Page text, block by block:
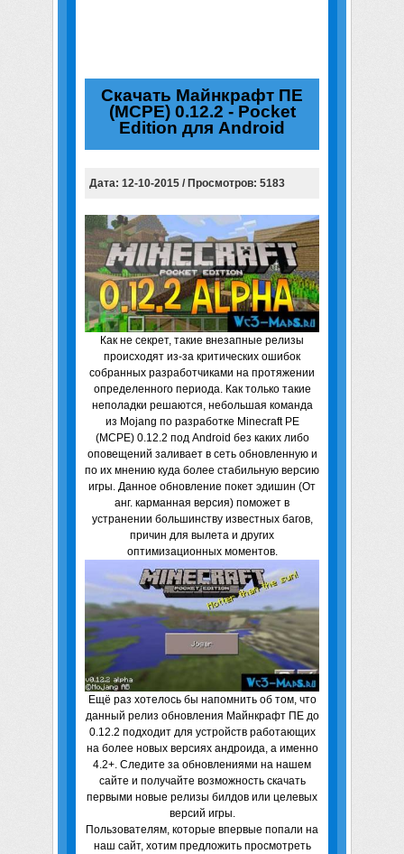
Скачать Майнкрафт ПЕ
(MCPE) 0.12.2 - Pocket
Edition для Android
Дата: 12-10-2015 / Просмотров: 5183
Как не секрет, такие внезапные релизы
происходят из-за критических ошибок
собранных разработчиками на протяжении
определенного периода. Как только такие
неполадки решаются, небольшая команда
из Mojang по разработке Minecraft PE
(MCPE) 0.12.2 под Android без каких либо
оповещений заливает в сеть обновленную и
по их мнению куда более стабильную версию
игры. Данное обновление покет эдишин (От
анг. карманная версия) поможет в
устранении большинству известных багов,
причин для вылета и других
оптимизационных моментов.
Ещё раз хотелось бы напомнить об том, что
данный релиз обновления Майнкрафт ПЕ до
0.12.2 подходит для устройств работающих
на более новых версиях андроида, а именно
4.2+. Следите за обновлениями на нашем
сайте и получайте возможность скачать
первыми новые релизы билдов или целевых
версий игры.
Пользователям, которые впервые попали на
наш сайт, хотим предложить просмотреть